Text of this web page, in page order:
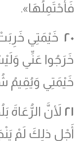
فَأَحْتَمِلُهَا».
٢٠ خَيْمَتِي
خَرَجُوا عَنِّي
خَيْمَتِي وَيُقِيمُ
٢١ لأَنَّ الرُّعَاةَ
أَجْلِ ذلِكَ لَمْ